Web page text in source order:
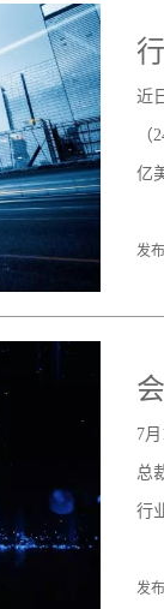
近
亿
发
7
总
行
发